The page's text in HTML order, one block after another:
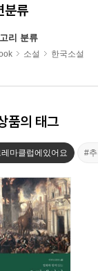
분류
리 분류
소설 한국소설
품의 태그
마클럽에있어요 #